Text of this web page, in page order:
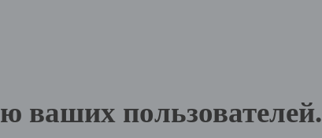
ваших пользователей.